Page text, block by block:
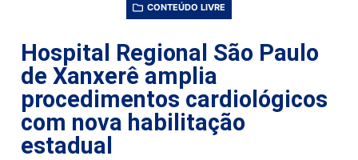
CONTEÚDO LIVRE
Hospital Regional São Paulo
de Xanxerê amplia
procedimentos cardiológicos
com nova habilitação
estadual